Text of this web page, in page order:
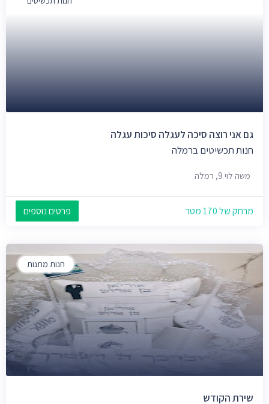
גם אני רוצה סיכה לעגלה סיכות עגלה
חנות תכשיטים ברמלה
משה לוי 9, רמלה
מרחק של 170 מטר פרטים נוספים
חנות מתנות
שירת הקודש